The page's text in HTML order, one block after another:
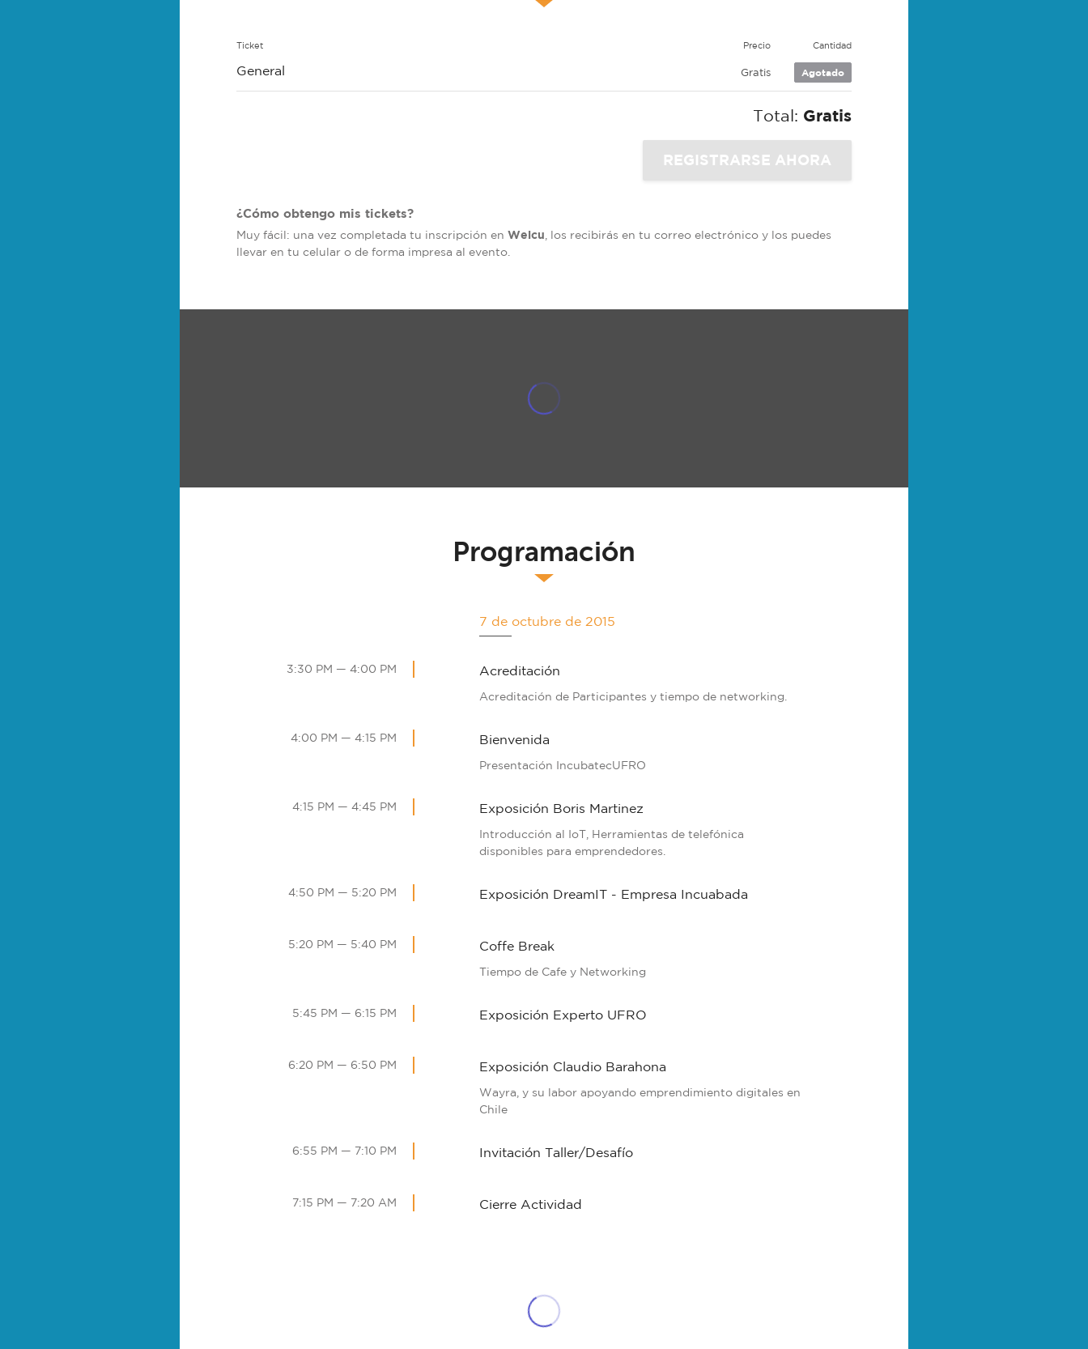
Ticket Precio Cantidad
General Gratis Agotado
Total: Gratis
¿Cómo obtengo mis tickets?
Muy fácil: una vez completada tu inscripción en Welcu , los recibirás en tu correo electrónico y los puedes
llevar en tu celular o de forma impresa al evento.
Programación
7 de octubre de 2015
3:30 PM — 4:00 PM Acreditación
Acreditación de Participantes y tiempo de networking.
4:00 PM — 4:15 PM Bienvenida
Presentación IncubatecUFRO
4:15 PM — 4:45 PM Exposición Boris Martinez
Introducción al IoT, Herramientas de telefónica
disponibles para emprendedores.
4:50 PM — 5:20 PM Exposición DreamIT - Empresa Incuabada
5:20 PM — 5:40 PM Coffe Break
Tiempo de Cafe y Networking
5:45 PM — 6:15 PM Exposición Experto UFRO
6:20 PM — 6:50 PM Exposición Claudio Barahona
Wayra, y su labor apoyando emprendimiento digitales en
Chile
6:55 PM — 7:10 PM Invitación Taller/Desafío
7:15 PM — 7:20 AM Cierre Actividad